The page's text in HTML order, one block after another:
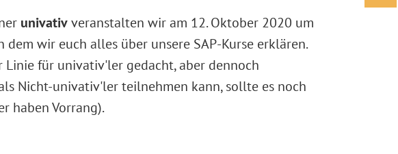
univativveranstalten wir am 12. Oktober 2020 um
wir euch alles über unsere SAP-Kurse erklären.
Linie für univativ'ler gedacht, aber dennoch
Nicht-univativ'ler teilnehmen kann, sollte es noch
haben Vorrang).